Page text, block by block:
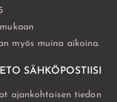
myös muina aikoina.
SÄHKÖPOSTIISI
ajankohtaisen tiedon